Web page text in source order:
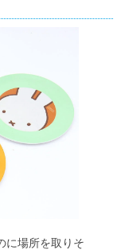
に場所を取りそ